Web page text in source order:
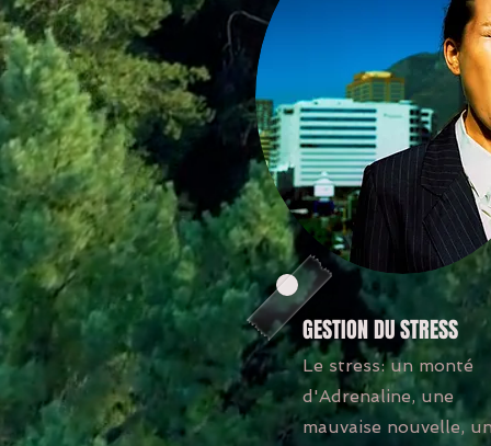
GESTION DU STRESS
Le stress: un monté
d'Adrenaline, une
mauvaise nouvelle,